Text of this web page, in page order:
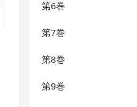
第6巻
第7巻
第8巻
第9巻